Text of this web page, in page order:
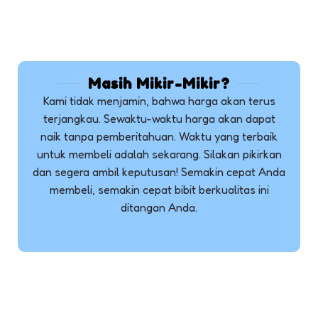
Masih Mikir-Mikir?
Kami tidak menjamin, bahwa harga akan terus
terjangkau. Sewaktu-waktu harga akan dapat
naik tanpa pemberitahuan. Waktu yang terbaik
untuk membeli adalah sekarang. Silakan pikirkan
dan segera ambil keputusan! Semakin cepat Anda
membeli, semakin cepat bibit berkualitas ini
ditangan Anda.